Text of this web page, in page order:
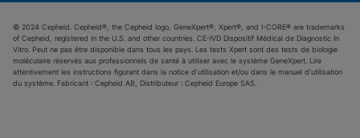
© 2024 Cepheid. Cepheid®, the Cepheid logo, GeneXpert®, Xpert®, and I-CORE® are trademarks
of Cepheid, registered in the U.S. and other countries. CE-IVD Dispositif Médical de Diagnostic In
Vitro. Peut ne pas être disponible dans tous les pays. Les tests Xpert sont des tests de biologie
moléculaire réservés aux professionnels de santé à utiliser avec le système GeneXpert. Lire
attentivement les instructions figurant dans la notice d’utilisation et/ou dans le manuel d’utilisation
du système. Fabricant : Cepheid AB, Distributeur : Cepheid Europe SAS.